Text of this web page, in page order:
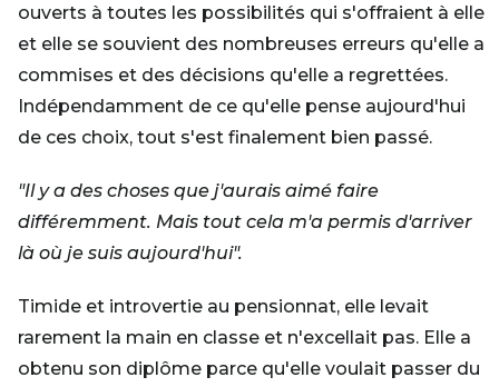
ouverts à toutes les possibilités qui s'offraient à elle
et elle se souvient des nombreuses erreurs qu'elle a
commises et des décisions qu'elle a regrettées.
Indépendamment de ce qu'elle pense aujourd'hui
de ces choix, tout s'est finalement bien passé.
"Il y a des choses que j'aurais aimé faire
différemment. Mais tout cela m'a permis d'arriver
là où je suis aujourd'hui".
Timide et introvertie au pensionnat, elle levait
rarement la main en classe et n'excellait pas. Elle a
obtenu son diplôme parce qu'elle voulait passer du